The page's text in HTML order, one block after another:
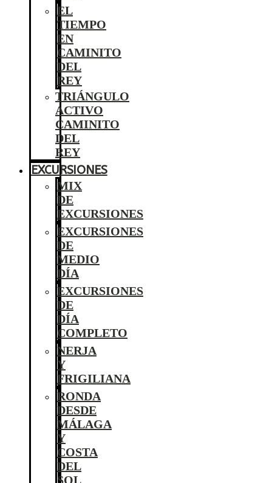
EL
TIEMPO
EN
CAMINITO
DEL
REY
TRIÁNGULO
ACTIVO
CAMINITO
DEL
REY
EXCURSIONES
MIX
DE
EXCURSIONES
EXCURSIONES
DE
MEDIO
DÍA
EXCURSIONES
DE
DÍA
COMPLETO
NERJA
Y
FRIGILIANA
RONDA
DESDE
MÁLAGA
Y
COSTA
DEL
SOL